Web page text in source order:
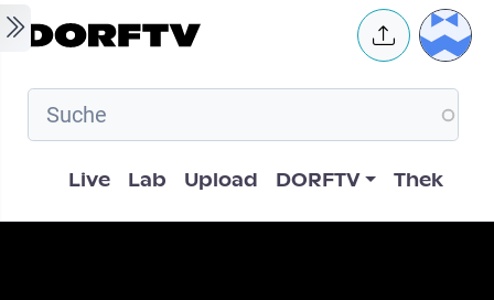
Skip to main content User
Hauptnavigation
Live Lab Upload DORFTV Thek